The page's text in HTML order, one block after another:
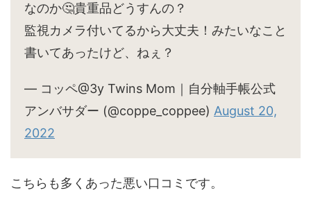
なのか🤔貴重品どうすんの？
監視カメラ付いてるから大丈夫！みたいなこと
書いてあったけど、ねぇ？
— コッペ@3y Twins Mom｜自分軸手帳公式
アンバサダー (@coppe_coppee) August 20,
2022
こちらも多くあった悪い口コミです。